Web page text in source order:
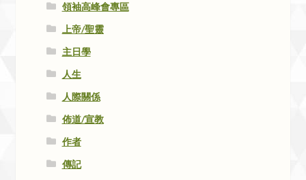
領袖高峰會專區
上帝/聖靈
主日學
人生
人際關係
佈道/宣教
作者
傳記